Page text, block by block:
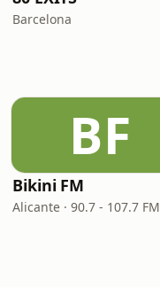
Barcelona
BF
Bikini FM
Alicante · 90.7 - 107.7 FM